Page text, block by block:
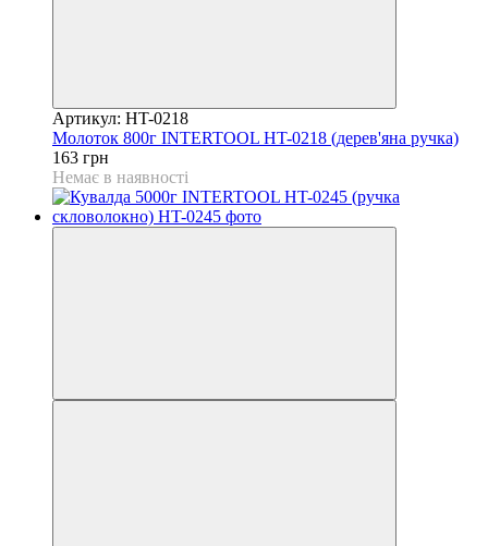
Артикул: HT-0218
Молоток 800г INTERTOOL HT-0218 (дерев'яна ручка)
163 грн
Немає в наявності